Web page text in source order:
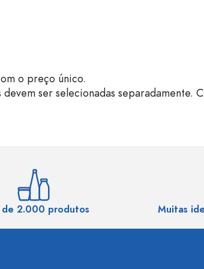
o preço único.
ser selecionadas
de 2.000 produtos Muitas